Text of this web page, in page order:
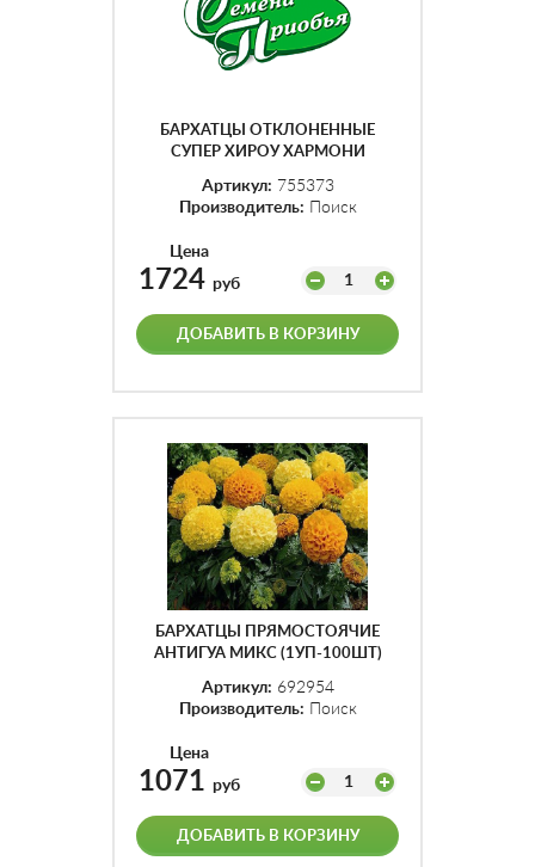
БАРХАТЦЫ ОТКЛОНЕННЫЕ
СУПЕР ХИРОУ ХАРМОНИ
Артикул: 755373
Производитель: Поиск
Цена
1724 руб 1
ДОБАВИТЬ В КОРЗИНУ
БАРХАТЦЫ ПРЯМОСТОЯЧИЕ
АНТИГУА МИКС (1УП-100ШТ)
Артикул: 692954
Производитель: Поиск
Цена
1071 руб 1
ДОБАВИТЬ В КОРЗИНУ